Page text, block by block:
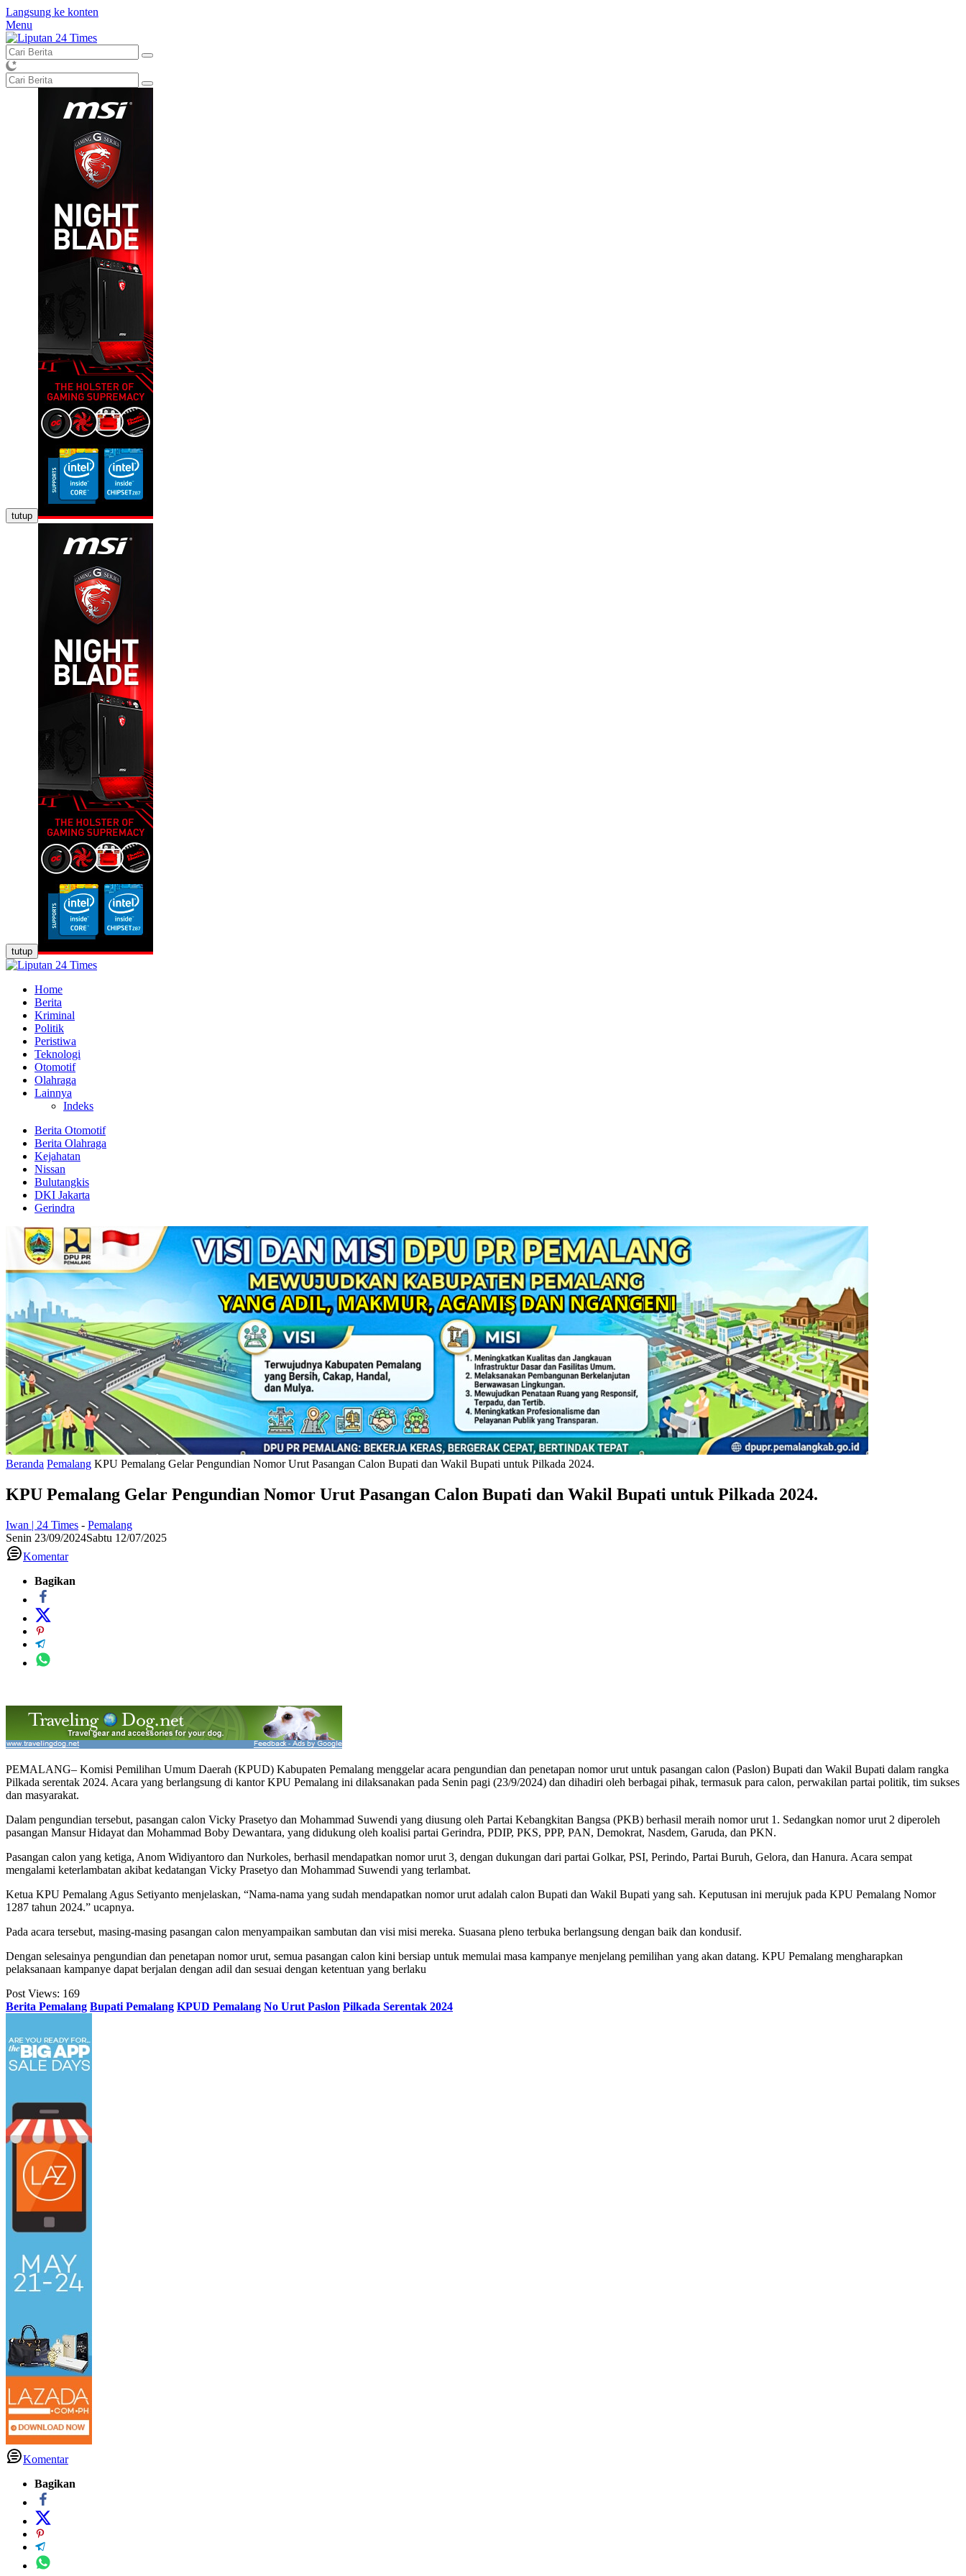
Langsung ke konten
Menu
tutup
tutup
Home
Berita
Kriminal
Politik
Peristiwa
Teknologi
Otomotif
Olahraga
Lainnya
Indeks
Berita Otomotif
Berita Olahraga
Kejahatan
Nissan
Bulutangkis
DKI Jakarta
Gerindra
Beranda Pemalang KPU Pemalang Gelar Pengundian Nomor Urut Pasangan Calon Bupati dan Wakil Bupati untuk Pilkada 2024.
KPU Pemalang Gelar Pengundian Nomor Urut Pasangan Calon Bupati dan Wakil Bupati untuk Pilkada 2024.
Iwan | 24 Times - Pemalang
Senin 23/09/2024Sabtu 12/07/2025
Komentar
Bagikan
PEMALANG– Komisi Pemilihan Umum Daerah (KPUD) Kabupaten Pemalang menggelar acara pengundian dan penetapan nomor urut untuk pasangan calon (Paslon) Bupati dan Wakil Bupati dalam rangka
Pilkada serentak 2024. Acara yang berlangsung di kantor KPU Pemalang ini dilaksanakan pada Senin pagi (23/9/2024) dan dihadiri oleh berbagai pihak, termasuk para calon, perwakilan partai politik, tim sukses
dan masyarakat.
Dalam pengundian tersebut, pasangan calon Vicky Prasetyo dan Mohammad Suwendi yang diusung oleh Partai Kebangkitan Bangsa (PKB) berhasil meraih nomor urut 1. Sedangkan nomor urut 2 diperoleh
pasangan Mansur Hidayat dan Mohammad Boby Dewantara, yang didukung oleh koalisi partai Gerindra, PDIP, PKS, PPP, PAN, Demokrat, Nasdem, Garuda, dan PKN.
Pasangan calon yang ketiga, Anom Widiyantoro dan Nurkoles, berhasil mendapatkan nomor urut 3, dengan dukungan dari partai Golkar, PSI, Perindo, Partai Buruh, Gelora, dan Hanura. Acara sempat
mengalami keterlambatan akibat kedatangan Vicky Prasetyo dan Mohammad Suwendi yang terlambat.
Ketua KPU Pemalang Agus Setiyanto menjelaskan, “Nama-nama yang sudah mendapatkan nomor urut adalah calon Bupati dan Wakil Bupati yang sah. Keputusan ini merujuk pada KPU Pemalang Nomor
1287 tahun 2024.” ucapnya.
Pada acara tersebut, masing-masing pasangan calon menyampaikan sambutan dan visi misi mereka. Suasana pleno terbuka berlangsung dengan baik dan kondusif.
Dengan selesainya pengundian dan penetapan nomor urut, semua pasangan calon kini bersiap untuk memulai masa kampanye menjelang pemilihan yang akan datang. KPU Pemalang mengharapkan
pelaksanaan kampanye dapat berjalan dengan adil dan sesuai dengan ketentuan yang berlaku
Post Views: 169
Berita Pemalang Bupati Pemalang KPUD Pemalang No Urut Paslon Pilkada Serentak 2024
Komentar
Bagikan